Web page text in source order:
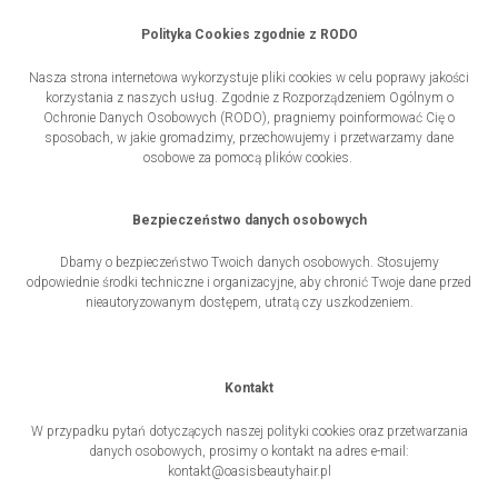
Polityka Cookies zgodnie z RODO
Nasza strona internetowa wykorzystuje pliki cookies w celu poprawy jakości
korzystania z naszych usług. Zgodnie z Rozporządzeniem Ogólnym o
Ochronie Danych Osobowych (RODO), pragniemy poinformować Cię o
sposobach, w jakie gromadzimy, przechowujemy i przetwarzamy dane
osobowe za pomocą plików cookies.
Bezpieczeństwo danych osobowych
Dbamy o bezpieczeństwo Twoich danych osobowych. Stosujemy
odpowiednie środki techniczne i organizacyjne, aby chronić Twoje dane przed
nieautoryzowanym dostępem, utratą czy uszkodzeniem.
Kontakt
W przypadku pytań dotyczących naszej polityki cookies oraz przetwarzania
danych osobowych, prosimy o kontakt na adres e-mail:
kontakt@oasisbeautyhair.pl
INNE USŁUGI
BONY UPOMINKOWE
ZABIEGI SPECJALISTYCZNE
PAKIETY